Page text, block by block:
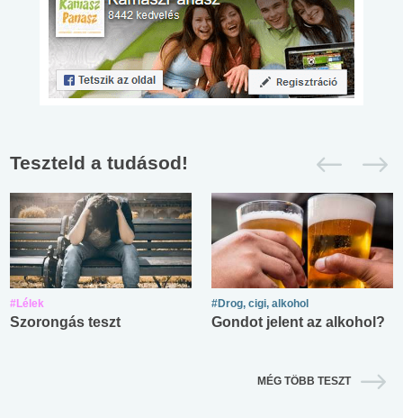
Teszteld a tudásod!
#Lélek
Szorongás teszt
#Drog, cigi, alkohol
Gondot jelent az alkohol?
MÉG TÖBB TESZT